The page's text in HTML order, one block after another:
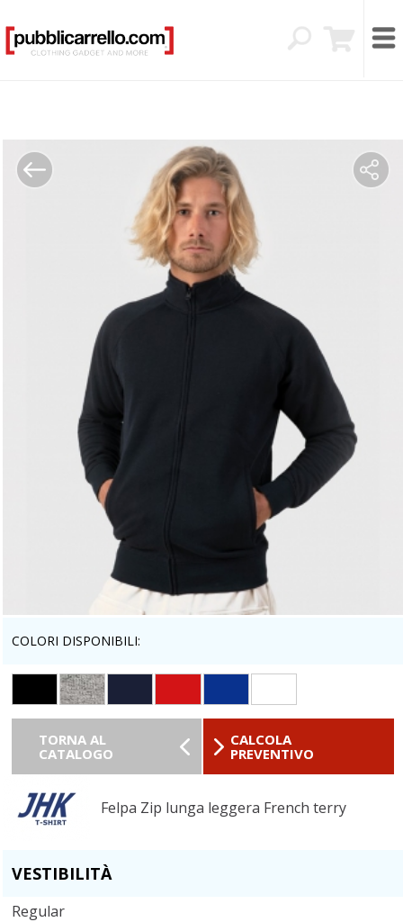
COLORI DISPONIBILI:
TORNA AL
CATALOGO
CALCOLA
PREVENTIVO
Felpa Zip lunga leggera French terry
VESTIBILITÀ
Regular